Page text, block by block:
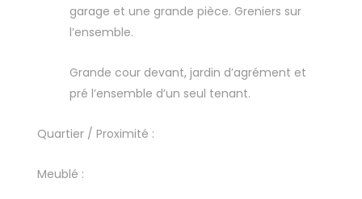
garage et une grande pièce. Greniers sur
l’ensemble.
Grande cour devant, jardin d’agrément et
pré l’ensemble d’un seul tenant.
Quartier / Proximité :
Meublé :